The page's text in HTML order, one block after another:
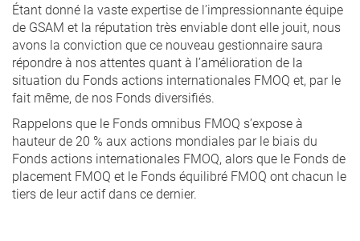
Étant donné la vaste expertise de l’impressionnante équipe
de GSAM et la réputation très enviable dont elle jouit, nous
avons la conviction que ce nouveau gestionnaire saura
répondre à nos attentes quant à l’amélioration de la
situation du Fonds actions internationales FMOQ et, par le
fait même, de nos Fonds diversifiés.
Rappelons que le Fonds omnibus FMOQ s’expose à
hauteur de 20 % aux actions mondiales par le biais du
Fonds actions internationales FMOQ, alors que le Fonds de
placement FMOQ et le Fonds équilibré FMOQ ont chacun le
tiers de leur actif dans ce dernier.